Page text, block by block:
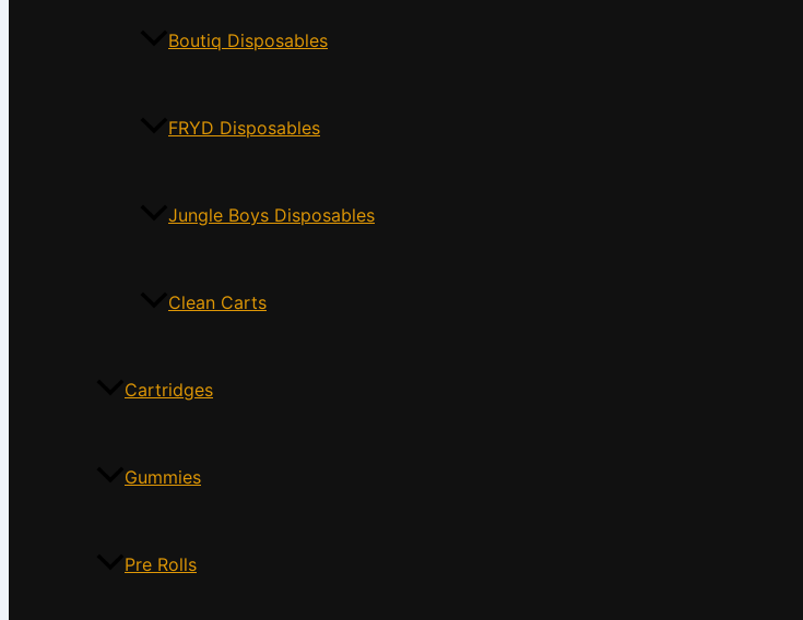
Boutiq Disposables
FRYD Disposables
Jungle Boys Disposables
Clean Carts
Cartridges
Gummies
Pre Rolls